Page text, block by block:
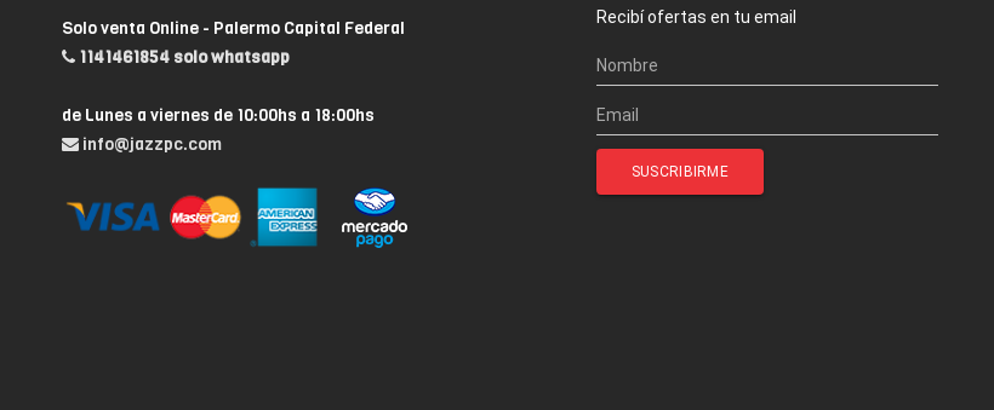
Solo venta Online - Palermo Capital Federal
1141461854 solo whatsapp
de Lunes a viernes de 10:00hs a 18:00hs
info@jazzpc.com
Recibí ofertas en tu email